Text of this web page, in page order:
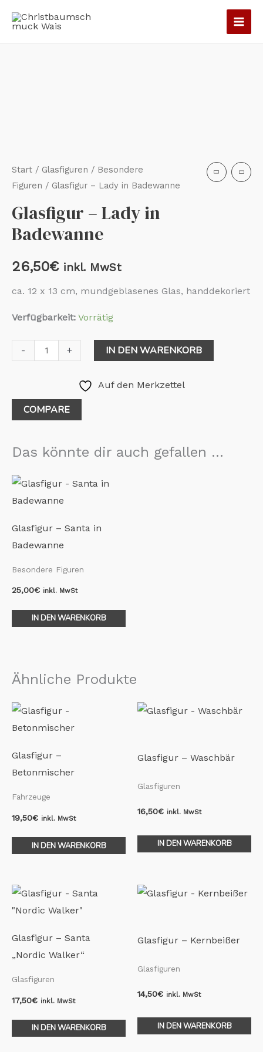
Inhalt
Start / Glasfiguren / Besondere
Figuren / Glasfigur – Lady in Badewanne
Glasfigur – Lady in
Badewanne
26,50€ inkl. MwSt
ca. 12 x 13 cm, mundgeblasenes Glas, handdekoriert
Verfügbarkeit: Vorrätig
- + IN DEN WARENKORB
Auf den Merkzettel
COMPARE
Das könnte dir auch gefallen …
Glasfigur – Santa in
Badewanne
Besondere Figuren
25,00€ inkl. MwSt
IN DEN WARENKORB
Ähnliche Produkte
Glasfigur –
Betonmischer
Fahrzeuge
19,50€ inkl. MwSt
IN DEN WARENKORB
Glasfigur – Waschbär
Glasfiguren
16,50€ inkl. MwSt
IN DEN WARENKORB
Glasfigur – Santa
„Nordic Walker“
Glasfiguren
17,50€ inkl. MwSt
IN DEN WARENKORB
Glasfigur – Kernbeißer
Glasfiguren
14,50€ inkl. MwSt
IN DEN WARENKORB